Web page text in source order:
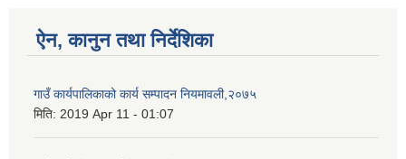
ऐन, कानुन तथा निर्देशिका
गाउँ कार्यपालिकाको कार्य सम्पादन नियमावली,२०७५
मिति: 2019 Apr 11 - 01:07